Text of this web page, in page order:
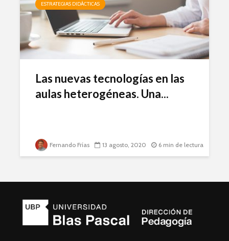
ESTRATEGIAS DIDÁCTICAS
Las nuevas tecnologías en las
aulas heterogéneas. Una...
Fernando Frías 13 agosto, 2020 6 min de lectura